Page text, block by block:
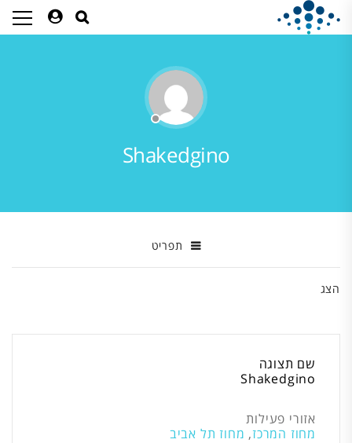
Shakedgino
תפריט
הצג
שם תצוגה
Shakedgino
אזורי פעילות
מחוז המרכז, מחוז תל אביב